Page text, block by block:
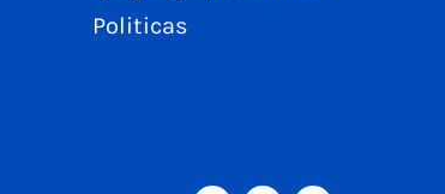
Politicas